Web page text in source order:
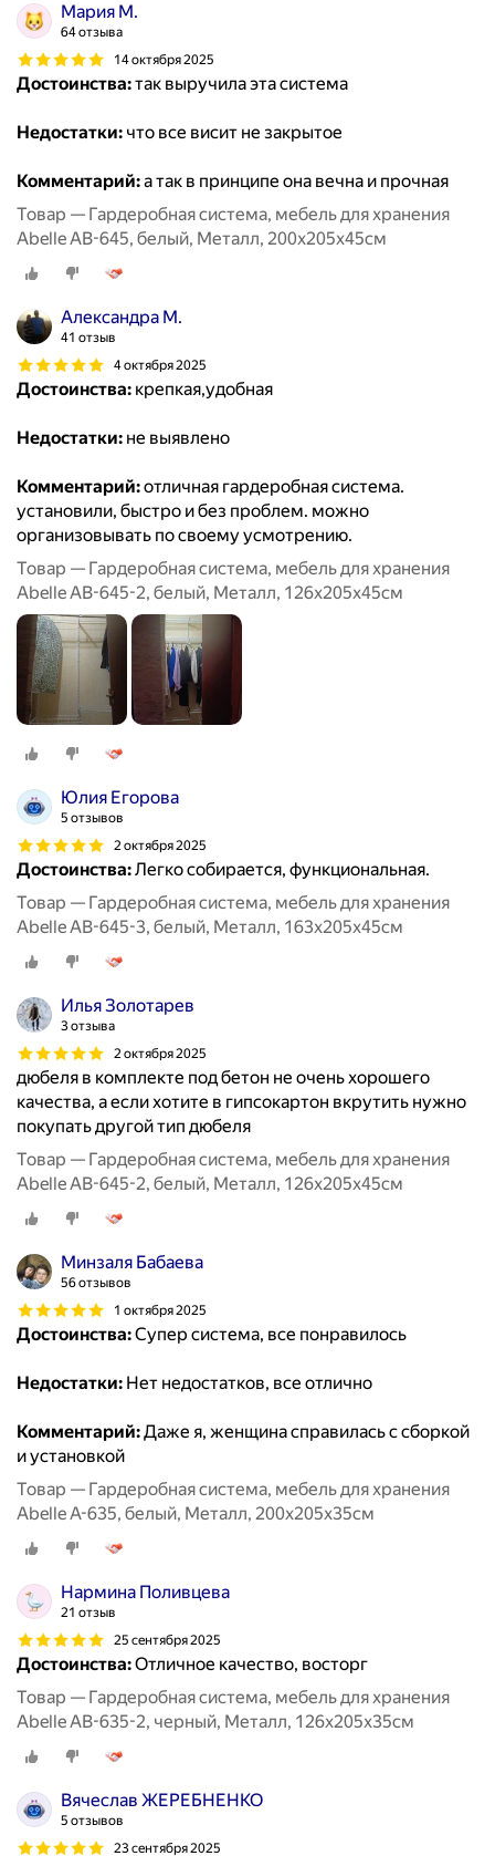
Мария М.
64 отзыва
14 октября 2025
Достоинства:так выручила эта система
Недостатки: что все висит не закрытое
Комментарий:а так в принципе она вечна и прочная
Товар — Гардеробная система, мебель для хранения
Abelle AB-645, белый, Металл, 200х205х45см
Александра М.
41 отзыв
4 октября 2025
Достоинства: крепкая,удобная
Недостатки: не выявлено
Комментарий:отличная гардеробная система.
установили, быстро и без проблем. можно
организовывать по своему усмотрению.
Товар — Гардеробная система, мебель для хранения
Abelle AB-645-2, белый, Металл, 126х205х45см
Юлия Егорова
5 отзывов
2 октября 2025
Достоинства:Легко собирается, функциональная.
Товар — Гардеробная система, мебель для хранения
Abelle AB-645-3, белый, Металл, 163х205х45см
Илья Золотарев
3 отзыва
2 октября 2025
дюбеля в комплекте под бетон не очень хорошего
качества, а если хотите в гипсокартон вкрутить нужно
покупать другой тип дюбеля
Товар — Гардеробная система, мебель для хранения
Abelle AB-645-2, белый, Металл, 126х205х45см
Минзаля Бабаева
56 отзывов
1 октября 2025
Достоинства:Супер система, все понравилось
Недостатки: Нет недостатков, все отлично
Комментарий:Даже я, женщина справилась с сборкой
и установкой
Товар — Гардеробная система, мебель для хранения
Abelle A-635, белый, Металл, 200х205х35см
Нармина Поливцева
21 отзыв
25 сентября 2025
Достоинства:Отличное качество, восторг
Товар — Гардеробная система, мебель для хранения
Abelle AB-635-2, черный, Металл, 126х205х35см
Вячеслав ЖЕРЕБНЕНКО
5 отзывов
23 сентября 2025